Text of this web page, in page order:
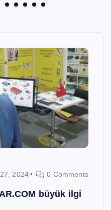
2024 0 Comments
büyük ilgi